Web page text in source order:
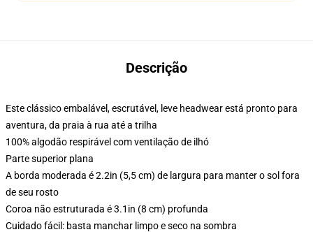
Descrição
Este clássico embalável, escrutável, leve headwear está pronto para
aventura, da praia à rua até a trilha
100% algodão respirável com ventilação de ilhó
Parte superior plana
A borda moderada é 2.2in (5,5 cm) de largura para manter o sol fora
de seu rosto
Coroa não estruturada é 3.1in (8 cm) profunda
Cuidado fácil: basta manchar limpo e seco na sombra